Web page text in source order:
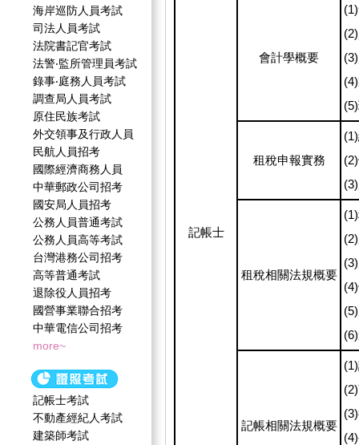
海岸巡防人員考試
司法人員考試
法院書記官考試
法警‧監所管理員考試
錄事‧庭務人員考試
調查局人員考試
原住民族考試
外交領事及行政人員
民航人員招考
國際經濟商務人員
中華郵政公司招考
國安局人員招考
公務人員普通考試
公務人員高等考試
台灣港務公司招考
高等普通考試
退除役人員招考
國營事業聯合招考
中華電信公司招考
more~
記帳士考試
不動產經紀人考試
建築師考試
記帳士
會計學概要
租稅申報實務
租稅相關法規概要
記帳相關法規概要